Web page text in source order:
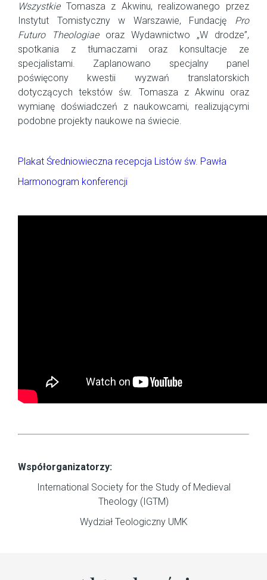
Wszystkie Tomasza z Akwinu, realizowanego przez
Instytut Tomistyczny w Warszawie, Fundację Pro
Futuro Theologiaeoraz Wydawnictwo „W drodze”,
spotkania z tłumaczami oraz konsultacje ze
specjalistami. Zaplanowano specjalny panel
poświęcony kwestii wyzwań translatorskich
dotyczących tekstów św. Tomasza z Akwinu oraz
wymianę doświadczeń z naukowcami, realizującymi
podobne projekty naukowe na świecie.
Plakat Średniowieczna recepcja Listów św. Pawła
Harmonogram konferencji
Współorganizatorzy:
International Society for the Study of Medieval
Theology (IGTM)
Wydział Teologiczny UMK